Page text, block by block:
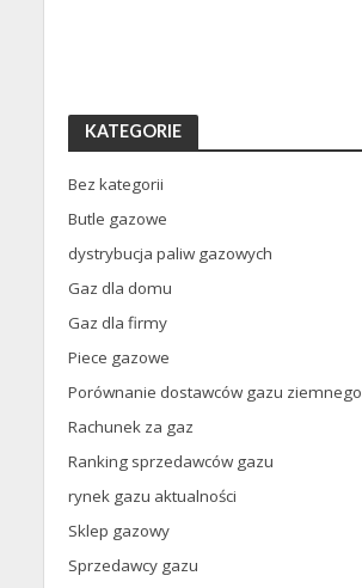
KATEGORIE
Bez kategorii
Butle gazowe
dystrybucja paliw gazowych
Gaz dla domu
Gaz dla firmy
Piece gazowe
Porównanie dostawców gazu ziemnego
Rachunek za gaz
Ranking sprzedawców gazu
rynek gazu aktualności
Sklep gazowy
Sprzedawcy gazu